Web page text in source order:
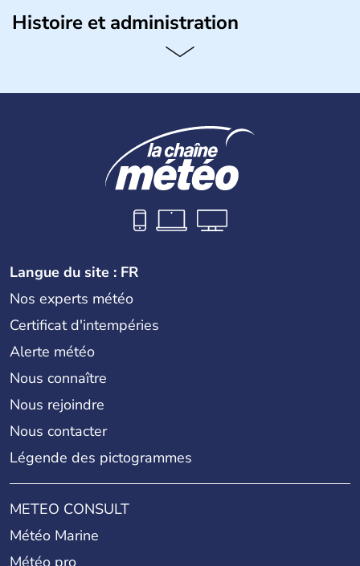
Histoire et administration
Le rhum et la bière font partie des traditions de l’
des symboles de l’île, c’est ledodo, ce fameux oiseau
Maurice… qui aurait inspiréLewis Carollpour « Alice au
Pays des Merveilles ».
Langue du site : FR
Nos experts météo
Certificat d'intempéries
Alerte météo
Nous connaître
Nous rejoindre
Nous contacter
Légende des pictogrammes
METEO CONSULT
Météo Marine
Météo pro